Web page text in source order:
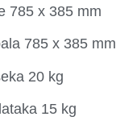
785 x 385 mm
785 x 385 mm
20 kg
15 kg